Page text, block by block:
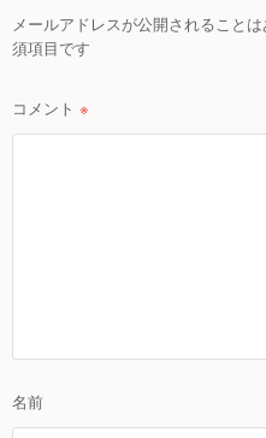
シ
ョ
メールアドレスが公開されることは
須項目です
コメント ※
名前